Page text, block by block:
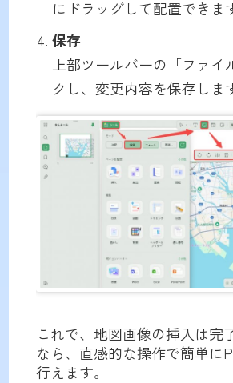
にドラッグして配置できま
保存
上部ツールバーの「ファイ
クし、変更内容を保存しま
これで、地図画像の挿入は完
なら、直感的な操作で簡単に
行えます。